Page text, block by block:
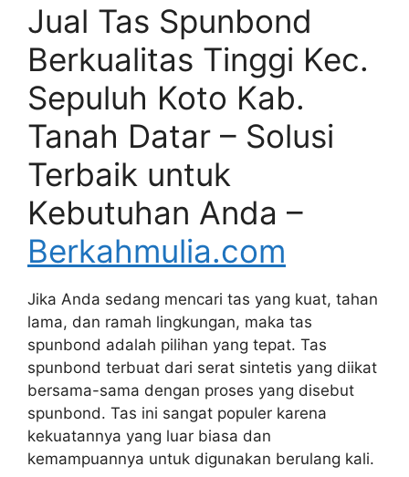
Jual Tas Spunbond
Berkualitas Tinggi Kec.
Sepuluh Koto Kab.
Tanah Datar – Solusi
Terbaik untuk
Kebutuhan Anda –
Berkahmulia.com
Jika Anda sedang mencari tas yang kuat, tahan
lama, dan ramah lingkungan, maka tas
spunbond adalah pilihan yang tepat. Tas
spunbond terbuat dari serat sintetis yang diikat
bersama-sama dengan proses yang disebut
spunbond. Tas ini sangat populer karena
kekuatannya yang luar biasa dan
kemampuannya untuk digunakan berulang kali.